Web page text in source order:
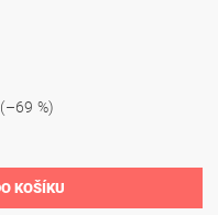
(–69 %)